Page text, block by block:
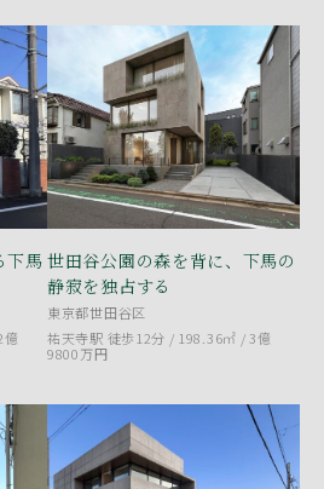
下馬
億
世田谷公園の森を背に、下馬の
静寂を独占する
東京都世田谷区
祐天寺駅 徒歩12分 / 198.36㎡ /3億
9800万円